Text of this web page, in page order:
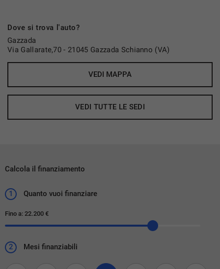
Dove si trova l'auto?
Gazzada
Via Gallarate,70 - 21045 Gazzada Schianno (VA)
VEDI MAPPA
VEDI TUTTE LE SEDI
Calcola il finanziamento
1 Quanto vuoi finanziare
Fino a: 22.200 €
2 Mesi finanziabili